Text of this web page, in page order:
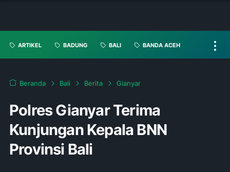
ARTIKEL BADUNG BALI BANDA ACEH
Beranda Bali Berita Gianyar
Polres Gianyar Terima
Kunjungan Kepala BNN
Provinsi Bali